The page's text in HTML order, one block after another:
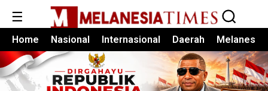
☰
Home Nasional Internasional Daerah Melanesia